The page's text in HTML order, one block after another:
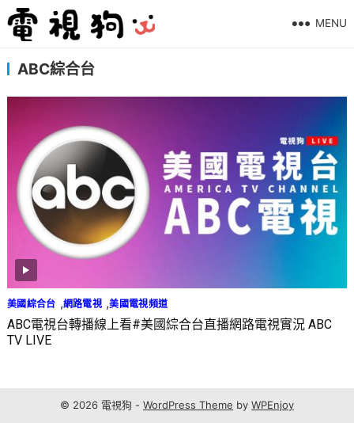
MENU
ABC綜合台
美國綜合台 ,網路電視 ,美國電視頻道
ABC電視台轉播線上看#美國綜合台直播網路電視實況 ABC
TV LIVE
© 2026 電視狗 - WordPress Theme by WPEnjoy